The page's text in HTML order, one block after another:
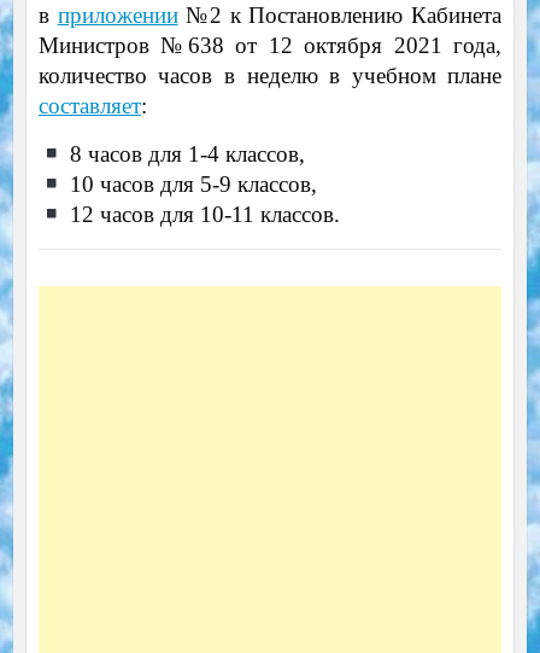
в приложении№2 к Постановлению Кабинета
Министров №638 от 12 октября 2021 года,
количество часов в неделю в учебном плане
составляет:
8 часов для 1-4 классов,
10 часов для 5-9 классов,
12 часов для 10-11 классов.